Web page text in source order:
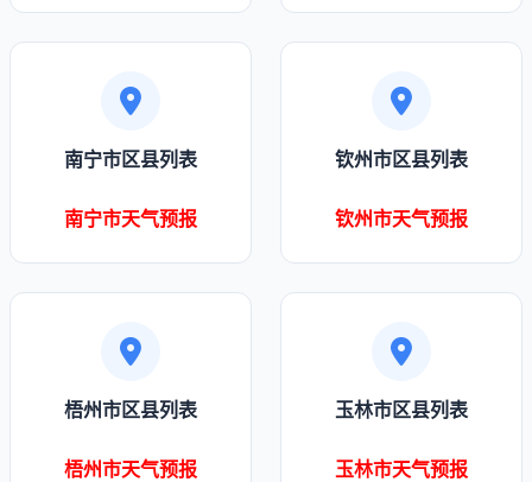
南宁市区县列表
南宁市天气预报
钦州市区县列表
钦州市天气预报
梧州市区县列表
梧州市天气预报
玉林市区县列表
玉林市天气预报